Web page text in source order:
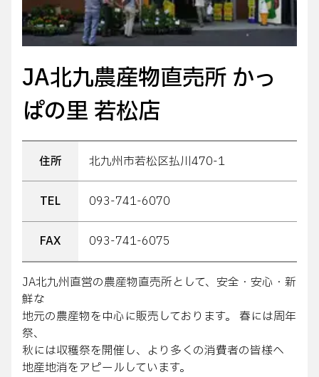
JA北九農産物直売所 かっ
ぱの里 若松店
住所 北九州市若松区払川470-1
TEL 093-741-6070
FAX 093-741-6075
JA北九州直営の農産物直売所として、安全・安心・新
鮮な
地元の農産物を中心に販売しております。 春には周年
祭、
秋には収穫祭を開催し、より多くの消費者の皆様へ
地産地消をアピールしています。